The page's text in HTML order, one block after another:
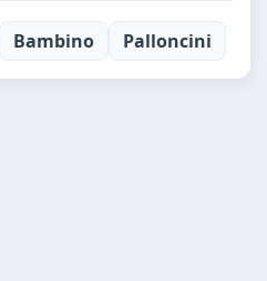
Bambino Palloncini